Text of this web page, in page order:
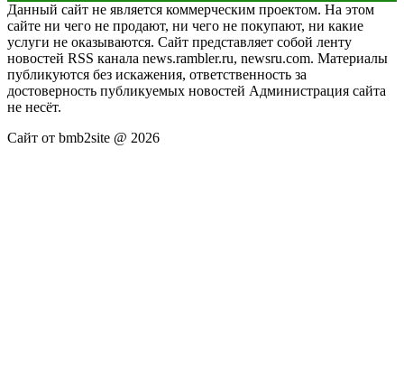
Данный сайт не является коммерческим проектом. На этом
сайте ни чего не продают, ни чего не покупают, ни какие
услуги не оказываются. Сайт представляет собой ленту
новостей RSS канала news.rambler.ru, newsru.com. Материалы
публикуются без искажения, ответственность за
достоверность публикуемых новостей Администрация сайта
не несёт.
Сайт от bmb2site @ 2026